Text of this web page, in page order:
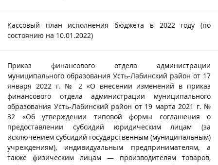
Кассовый план исполнения бюджета в 2022 году (по
состоянию на 10.01.2022)
Приказ финансового отдела администрации
муниципального образования Усть-Лабинский район от 17
января 2022 г. № 2 «О внесении изменений в приказ
финансового отдела администрации муниципального
образования Усть-Лабинский район от 19 марта 2021 г. №
32 «Об утверждении типовой формы соглашения о
предоставлении субсидий юридическим лицам (за
исключением субсидий государственным (муниципальным)
учреждениям), индивидуальным предпринимателям, а
также физическим лицам — производителям товаров,